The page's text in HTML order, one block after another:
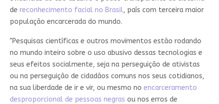
de reconhecimento facial no Brasil, país com terceira maior
população encarcerada do mundo.
"Pesquisas científicas e outros movimentos estão rodando
no mundo inteiro sobre o uso abusivo dessas tecnologias e
seus efeitos socialmente, seja na perseguição de ativistas
ou na perseguição de cidadãos comuns nos seus cotidianos,
na sua liberdade de ir e vir, ou mesmo no encarceramento
desproporcional de pessoas negras ou nos erros de